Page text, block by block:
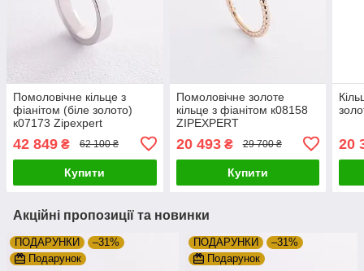
Помоловічне кільце з
фіанітом (біле золото)
к07173 Zipexpert
42 849 ₴ 62 100 ₴
Купити
Помоловічне золоте
кільце з фіанітом к08158
ZIPEXPERT
20 493₴ 29 700 ₴
Купити
20
Акційні пропозиції та новинки
ПОДАРУНКИ
–31%
Подарунок
ПОДАРУНКИ
–31%
Подарунок